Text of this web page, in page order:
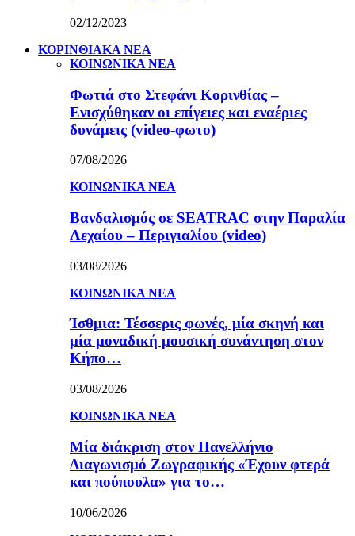
02/12/2023
ΚΟΡΙΝΘΙΑΚΑ ΝΕΑ
ΚΟΙΝΩΝΙΚΑ ΝΕΑ
Φωτιά στο Στεφάνι Κορινθίας –
Ενισχύθηκαν οι επίγειες και εναέριες
δυνάμεις (video-φωτο)
07/08/2026
ΚΟΙΝΩΝΙΚΑ ΝΕΑ
Βανδαλισμός σε SEATRAC στην Παραλία
Λεχαίου – Περιγιαλίου (video)
03/08/2026
ΚΟΙΝΩΝΙΚΑ ΝΕΑ
Ίσθμια: Τέσσερις φωνές, μία σκηνή και
μία μοναδική μουσική συνάντηση στον
Κήπο…
03/08/2026
ΚΟΙΝΩΝΙΚΑ ΝΕΑ
Μία διάκριση στον Πανελλήνιο
Διαγωνισμό Ζωγραφικής «Έχουν φτερά
και πούπουλα» για το…
10/06/2026